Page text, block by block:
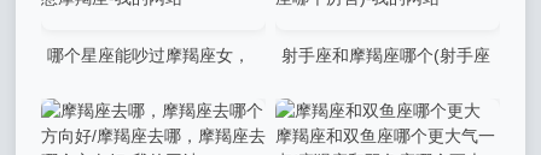
哪个星座能吵过摩羯座女，
能吵过摩羯座女，哪个星座敢
射手座和摩羯座哪个(射手座
摩羯座哪个(射手座和摩羯座